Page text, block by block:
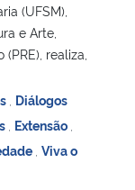
(UFSM),
e Arte,
realiza,
Diálogos
Extensão
Viva o